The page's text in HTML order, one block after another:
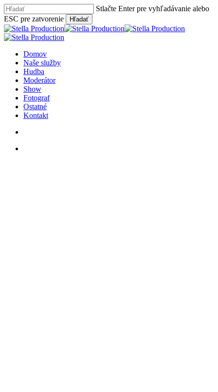
Skip
to
main
content
Stlačte Enter pre vyhľadávanie alebo
ESC pre zatvorenie
Hľadať
Close
Search
hľadať
Menu
Domov
Naše služby
Hudba
Moderátor
Show
Fotograf
Ostatné
Kontakt